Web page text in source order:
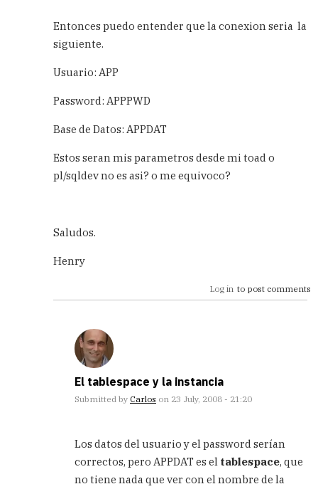
reply
El
es
user...
Esper
verified)
Entonces puedo entender que la conexion seria la
siguiente.
Usuario: APP
Password: APPPWD
Base de Datos: APPDAT
Estos seran mis parametros desde mi toad o
pl/sqldev no es asi? o me equivoco?
Saludos.
Henry
Log in to post comments
El tablespace y la instancia
Submitted by Carlos on 23 July, 2008 - 21:20
reply
Entonces
puedo
Los datos del usuario y el password serían
correctos, pero APPDAT es el tablespace, que
no tiene nada que ver con el nombre de la